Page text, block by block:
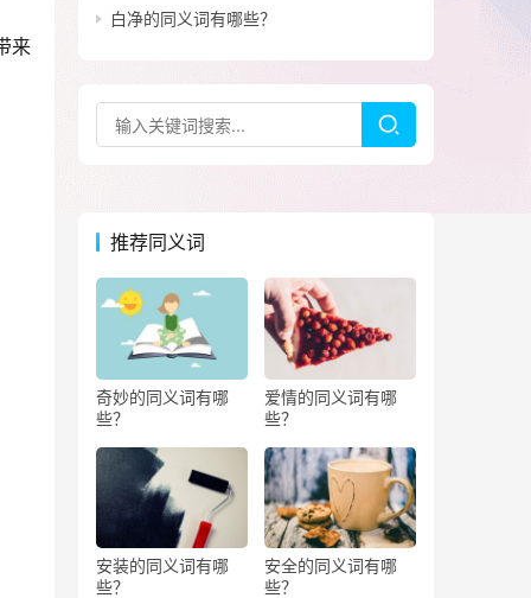
来
白净的同义词有哪些？
推荐同义词
奇妙的同义词有哪
些？
爱情的同义词有哪
些？
安装的同义词有哪
些？
安全的同义词有哪
些？